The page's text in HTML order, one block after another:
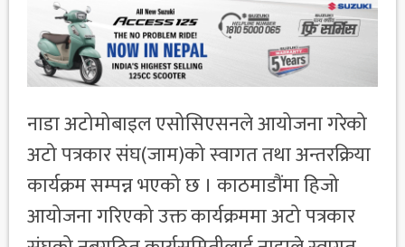
नाडा अटोमोबाइल एसोसिएसनले आयोजना गरेको
अटो पत्रकार संघ(जाम)को स्वागत तथा अन्तरक्रिया
कार्यक्रम सम्पन्न भएको छ । काठमाडौंमा हिजो
आयोजना गरिएको उक्त कार्यक्रममा अटो पत्रकार